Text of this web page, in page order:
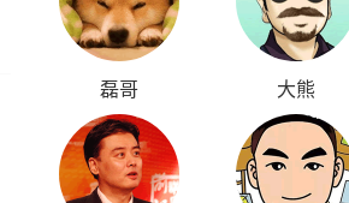
磊哥 大熊